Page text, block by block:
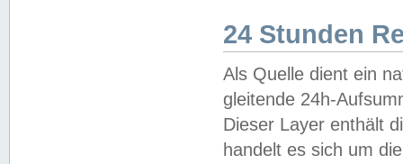
24 Stunden
Als Quelle dient ein
gleitende 24h-
Dieser Layer enthält
handelt es sich um